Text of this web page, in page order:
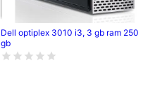
Dell optiplex 3010 i3, 3 gb ram 250
gb